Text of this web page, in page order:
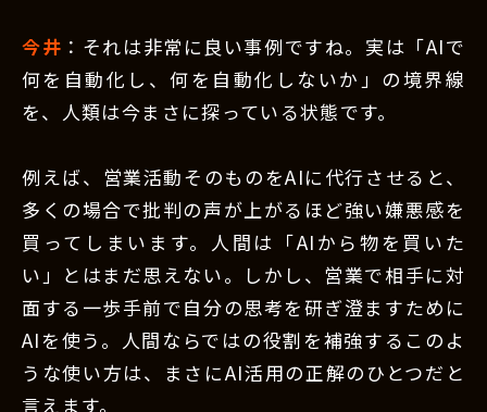
今井 ：それは非常に良い事例ですね。実は「AIで
何を自動化し、何を自動化しないか」の境界線
を、人類は今まさに探っている状態です。
例えば、営業活動そのものをAIに代行させると、
多くの場合で批判の声が上がるほど強い嫌悪感を
買ってしまいます。人間は「AIから物を買いた
い」とはまだ思えない。しかし、営業で相手に対
面する一歩手前で自分の思考を研ぎ澄ますために
AIを使う。人間ならではの役割を補強するこのよ
うな使い方は、まさにAI活用の正解のひとつだと
言えます。